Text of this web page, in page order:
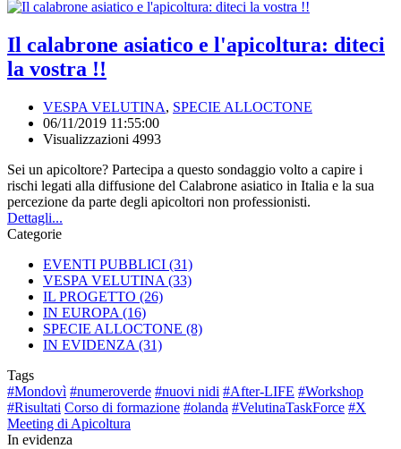
Il calabrone asiatico e l'apicoltura: diteci
la vostra !!
VESPA VELUTINA, SPECIE ALLOCTONE
06/11/2019 11:55:00
Visualizzazioni 4993
Sei un apicoltore? Partecipa a questo sondaggio volto a capire i
rischi legati alla diffusione del Calabrone asiatico in Italia e la sua
percezione da parte degli apicoltori non professionisti.
Dettagli...
Categorie
EVENTI PUBBLICI (31)
VESPA VELUTINA (33)
IL PROGETTO (26)
IN EUROPA (16)
SPECIE ALLOCTONE (8)
IN EVIDENZA (31)
Tags
#Mondovì #numeroverde #nuovi nidi #After-LIFE #Workshop
#Risultati Corso di formazione #olanda #VelutinaTaskForce #X
Meeting di Apicoltura
In evidenza